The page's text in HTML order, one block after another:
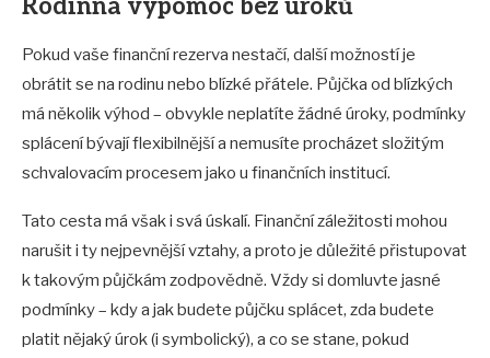
Rodinná výpomoc bez úroků
Pokud vaše finanční rezerva nestačí, další možností je
obrátit se na rodinu nebo blízké přátele. Půjčka od blízkých
má několik výhod – obvykle neplatíte žádné úroky, podmínky
splácení bývají flexibilnější a nemusíte procházet složitým
schvalovacím procesem jako u finančních institucí.
Tato cesta má však i svá úskalí. Finanční záležitosti mohou
narušit i ty nejpevnější vztahy, a proto je důležité přistupovat
k takovým půjčkám zodpovědně. Vždy si domluvte jasné
podmínky – kdy a jak budete půjčku splácet, zda budete
platit nějaký úrok (i symbolický), a co se stane, pokud